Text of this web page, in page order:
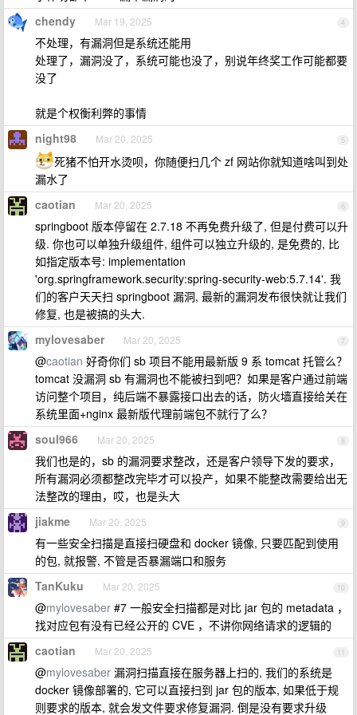
4
chendy Mar 19, 2025
不处理，有漏洞但是系统还能用
处理了，漏洞没了，系统可能也没了，别说年终奖工作可能都要
没了
就是个权衡利弊的事情
5
night98 Mar 20, 2025
死猪不怕开水烫呗，你随便扫几个 zf 网站你就知道啥叫到处
漏水了
6
caotian Mar 20, 2025
springboot 版本停留在 2.7.18 不再免费升级了, 但是付费可以升
级. 你也可以单独升级组件, 组件可以独立升级的, 是免费的, 比
如指定版本号: implementation
'org.springframework.security:spring-security-web:5.7.14'. 我
们的客户天天扫 springboot 漏洞, 最新的漏洞发布很快就让我们
修复, 也是被搞的头大.
7
mylovesaber Mar 20, 2025
@caotian 好奇你们 sb 项目不能用最新版 9 系 tomcat 托管么？
tomcat 没漏洞 sb 有漏洞也不能被扫到吧？如果是客户通过前端
访问整个项目，纯后端不暴露接口出去的话，防火墙直接给关在
系统里面+nginx 最新版代理前端包不就行了么？
8
soul966 Mar 20, 2025
我们也是的，sb 的漏洞要求整改，还是客户领导下发的要求，
所有漏洞必须都整改完毕才可以投产，如果不能整改需要给出无
法整改的理由，哎，也是头大
9
jiakme Mar 20, 2025
有一些安全扫描是直接扫硬盘和 docker 镜像, 只要匹配到使用
的包, 就报警, 不管是否暴漏端口和服务
10
TanKuku Mar 20, 2025
@mylovesaber #7 一般安全扫描都是对比 jar 包的 metadata ，
找对应包有没有已经公开的 CVE ，不讲你网络请求的逻辑的
11
caotian Mar 20, 2025
@mylovesaber 漏洞扫描直接在服务器上扫的, 我们的系统是
docker 镜像部署的, 它可以直接扫到 jar 包的版本, 如果低于规
则要求的版本, 就会发文件要求修复漏洞. 倒是没有要求升级